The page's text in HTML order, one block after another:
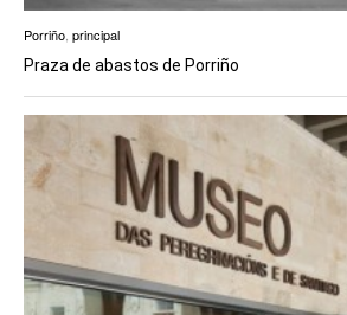
Porriño principal
Praza de abastos de Porriño